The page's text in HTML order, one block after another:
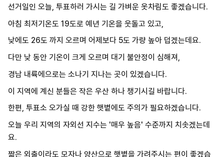
선거일인 오늘, 투표하러 가시는 길 가벼운 옷차림도 좋겠습니다.
아침 최저기온도 19도로 예년 기온을 웃돌고 있고,
낮에도 26도 까지 오르며 어제보다 5도 가량 높아 덥겠는데요.
다만 낮 동안 기온이 크게 오르며 대기 불안정이 심해져,
경남 내륙에으로는 소나기 지나는 곳이 있겠습니다.
이 지역에 계신 분들은 작은 우산 하나 챙기시길 바랍니다.
한편, 투표소 오가실 때 강한 햇볕에도 주의가 필요하겠습니다.
오늘 우리 지역의 자외선 지수는 '매우 높음' 수준까지 치솟겠는데
요.
짧은 외출이라도 모자나 양산으로 햇볕을 가려주시는 편이 좋겠습